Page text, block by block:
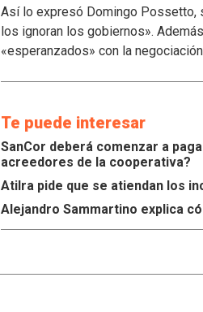
Así lo expresó Domingo Possetto,
los ignoran los gobiernos».
«esperanzados» con la
Te puede interesar
SanCor deberá comenzar a
acreedores de la cooperativa?
Atilra pide que se atiendan los
Alejandro Sammartino explica